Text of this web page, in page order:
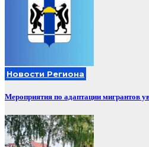
Новости Региона
Мероприятия по адаптации мигрантов